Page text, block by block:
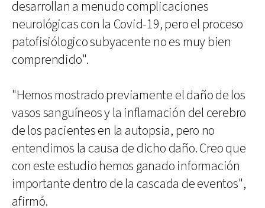
desarrollan a menudo complicaciones
neurológicas con la Covid-19, pero el proceso
patofisiólogico subyacente no es muy bien
comprendido".
"Hemos mostrado previamente el daño de los
vasos sanguíneos y la inflamación del cerebro
de los pacientes en la autopsia, pero no
entendimos la causa de dicho daño. Creo que
con este estudio hemos ganado información
importante dentro de la cascada de eventos",
afirmó.